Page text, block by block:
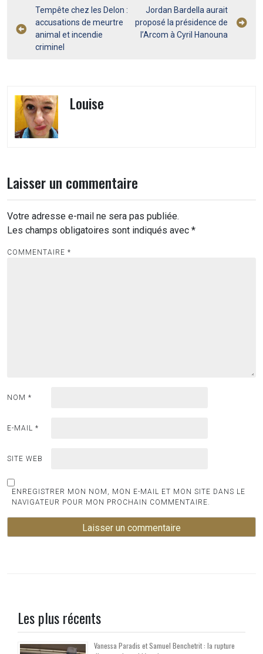
Navigation
de
l’article
Tempête chez les Delon :
accusations de meurtre
animal et incendie
criminel
Jordan Bardella aurait
proposé la présidence de
l’Arcom à Cyril Hanouna
Louise
Laisser un commentaire
Votre adresse e-mail ne sera pas publiée.
Les champs obligatoires sont indiqués avec *
COMMENTAIRE *
NOM *
E-MAIL *
SITE WEB
ENREGISTRER MON NOM, MON E-MAIL ET MON SITE DANS LE
NAVIGATEUR POUR MON PROCHAIN COMMENTAIRE.
Les plus récents
Vanessa Paradis et Samuel Benchetrit : la rupture